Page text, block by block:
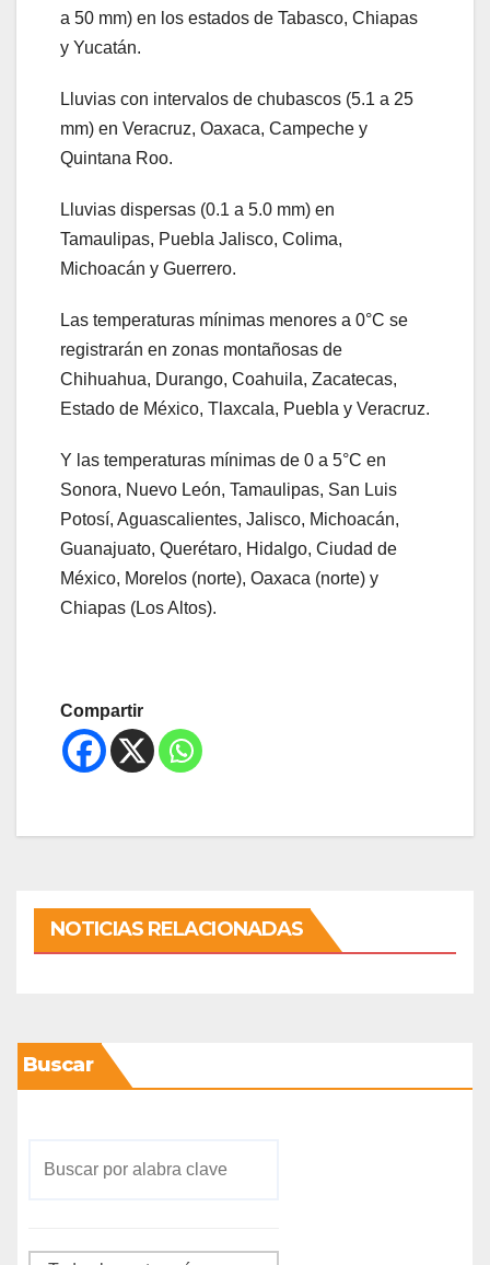
a 50 mm) en los estados de Tabasco, Chiapas
y Yucatán.
Lluvias con intervalos de chubascos (5.1 a 25
mm) en Veracruz, Oaxaca, Campeche y
Quintana Roo.
Lluvias dispersas (0.1 a 5.0 mm) en
Tamaulipas, Puebla Jalisco, Colima,
Michoacán y Guerrero.
Las temperaturas mínimas menores a 0°C se
registrarán en zonas montañosas de
Chihuahua, Durango, Coahuila, Zacatecas,
Estado de México, Tlaxcala, Puebla y Veracruz.
Y las temperaturas mínimas de 0 a 5°C en
Sonora, Nuevo León, Tamaulipas, San Luis
Potosí, Aguascalientes, Jalisco, Michoacán,
Guanajuato, Querétaro, Hidalgo, Ciudad de
México, Morelos (norte), Oaxaca (norte) y
Chiapas (Los Altos).
Compartir
NOTICIAS RELACIONADAS
Buscar